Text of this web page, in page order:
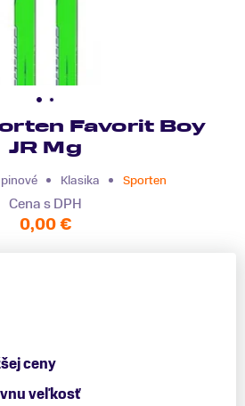
Favorit Boy
JR Mg
Klasika Sporten
Cena s DPH
0,00 €
ceny
veľkosť